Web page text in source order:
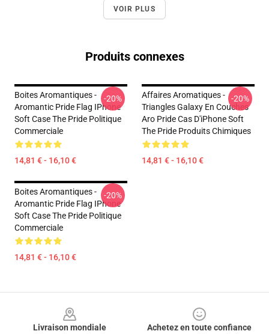
VOIR PLUS
Produits connexes
Boites Aromantiques -
Aromantic Pride Flag IPhone
Soft Case The Pride Politique
Commerciale
14,81 € - 16,10 €
-20%
Affaires Aromatiques -
Triangles Galaxy En Couches
Aro Pride Cas D'iPhone Soft
The Pride Produits Chimiques
14,81 € - 16,10 €
-20%
Boites Aromantiques -
Aromantic Pride Flag IPhone
Soft Case The Pride Politique
Commerciale
14,81 € - 16,10 €
-20%
Livraison mondiale
Achetez en toute confiance